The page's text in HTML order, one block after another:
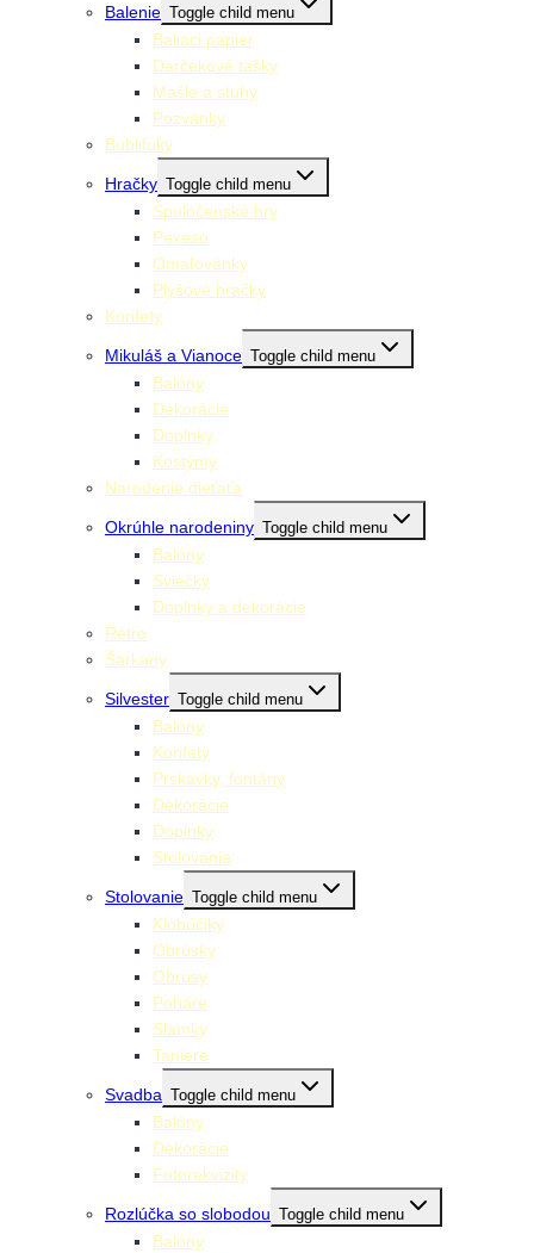
Balenie Toggle child menu
Baliaci papier
Darčekové tašky
Mašle a stuhy
Pozvánky
Bublifuky
Hračky Toggle child menu
Spoločenské hry
Pexeso
Omaľovánky
Plyšové hračky
Konfety
Mikuláš a Vianoce Toggle child menu
Balóny
Dekorácie
Doplnky
Kostýmy
Narodenie dieťaťa
Okrúhle narodeniny Toggle child menu
Balóny
Sviečky
Doplnky a dekorácie
Retro
Šarkany
Silvester Toggle child menu
Balóny
Konfety
Prskavky, fontány
Dekorácie
Doplnky
Stolovanie
Stolovanie Toggle child menu
Klobúčiky
Obrúsky
Obrusy
Poháre
Slamky
Taniere
Svadba Toggle child menu
Balóny
Dekorácie
Fotorekvizity
Rozlúčka so slobodou Toggle child menu
Balóny